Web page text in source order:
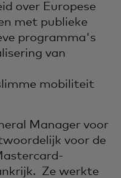
over Europese
met publieke
programma's
van
mobiliteit
Manager voor
voor de
Ze werkte